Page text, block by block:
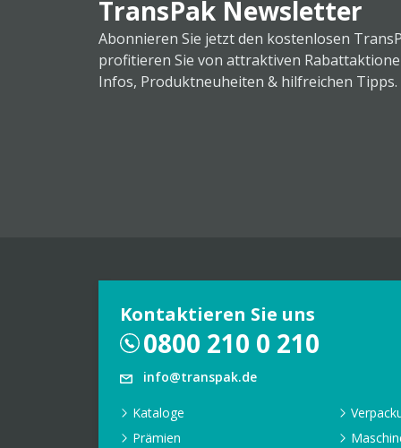
TransPak Newsletter
Abonnieren Sie jetzt den kostenlosen
profitieren Sie von attraktiven
Infos, Produktneuheiten & hilfreichen Tipps.
Kontaktieren Sie uns
0800 210 0 210
info@transpak.de
Kataloge
Prämien